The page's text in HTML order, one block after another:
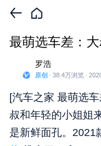
最萌选车差：
罗浩
原创 · 38.4万浏览 ·
[汽车之家 最萌选
叔和年轻的小姐姐
是新鲜面孔。2021